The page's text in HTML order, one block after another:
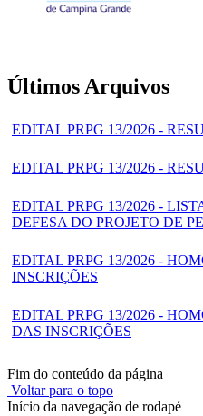
Últimos Arquivos
EDITAL PRPG 13/2026 -
EDITAL PRPG 13/2026 -
EDITAL PRPG 13/2026 -
DEFESA DO PROJETO DE
EDITAL PRPG 13/2026 -
INSCRIÇÕES
EDITAL PRPG 13/2026 -
DAS INSCRIÇÕES
Fim do conteúdo da página
Voltar para o topo
Início da navegação de rodapé